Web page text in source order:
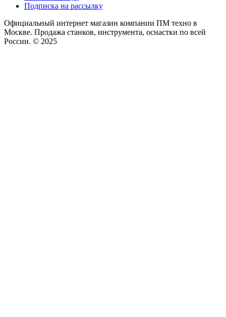
Подписка на рассылку
Официальный интернет магазин компании ПМ техно в
Москве. Продажа станков, инструмента, оснастки по всей
России. © 2025